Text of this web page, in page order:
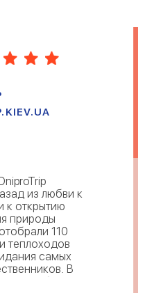
из любви к
к открытию
природы
110
теплоходов
самых
В
для любых